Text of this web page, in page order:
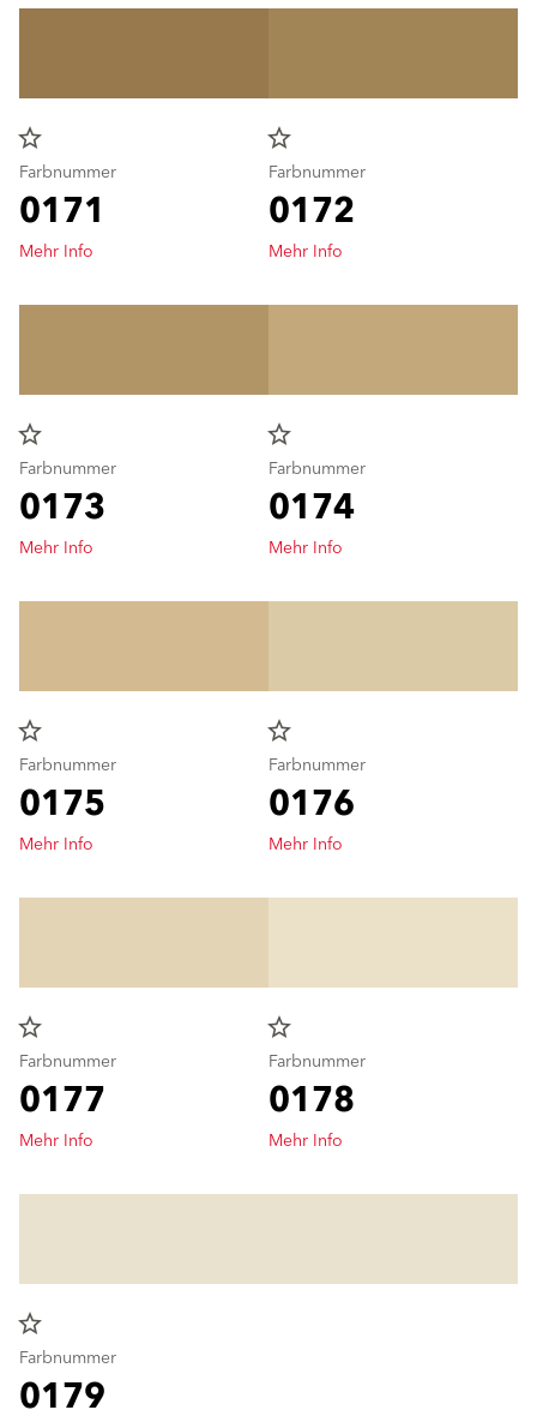
star_border
Farbnummer
0171
Mehr Info
star_border
Farbnummer
0172
Mehr Info
star_border
Farbnummer
0173
Mehr Info
star_border
Farbnummer
0174
Mehr Info
star_border
Farbnummer
0175
Mehr Info
star_border
Farbnummer
0176
Mehr Info
star_border
Farbnummer
0177
Mehr Info
star_border
Farbnummer
0178
Mehr Info
star_border
Farbnummer
0179